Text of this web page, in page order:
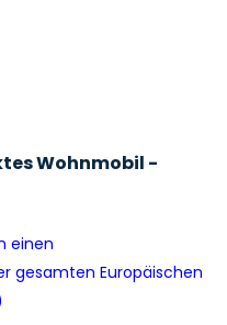
Wohnmobil -